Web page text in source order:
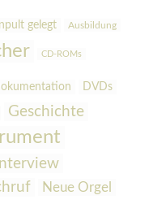
gelegt Ausbildung
CD-ROMs
DVDs
Geschichte
Interview
Neue Orgel